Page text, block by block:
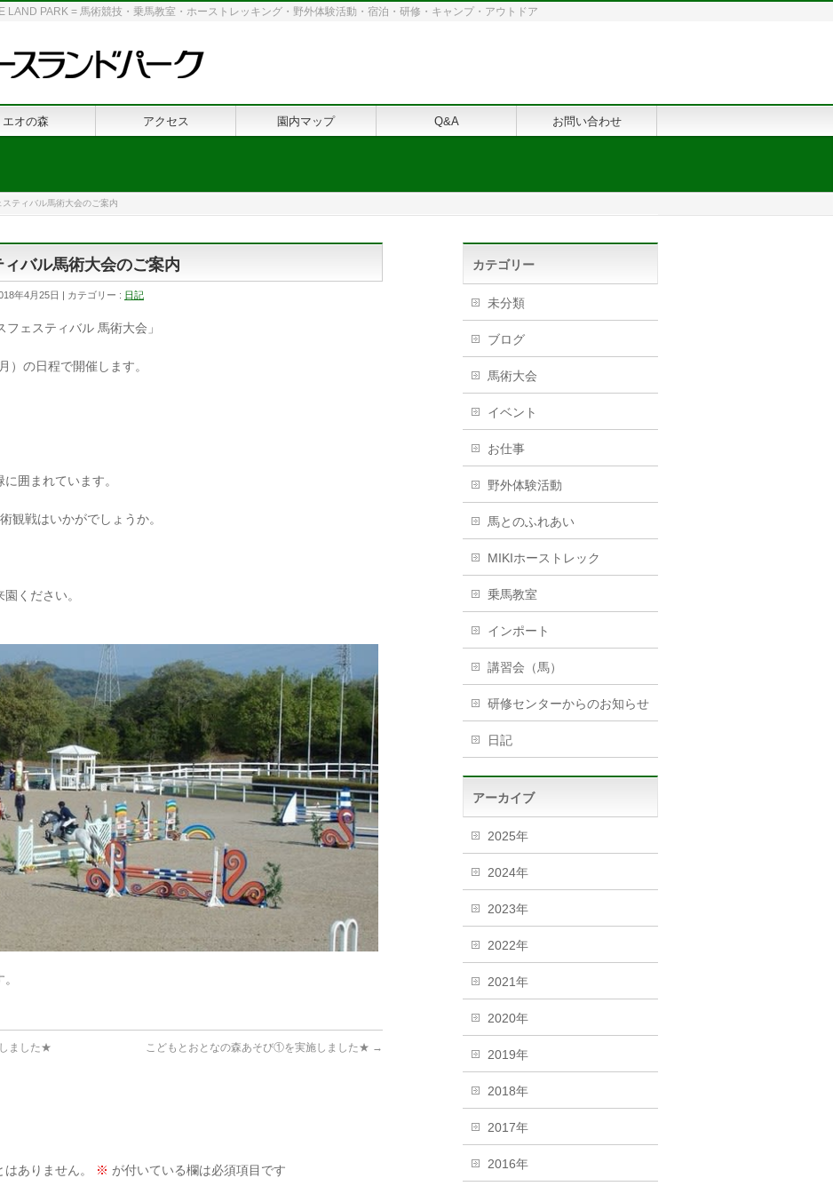
LAND PARK = 馬術競技・乗馬教室・ホーストレッキング・野外体験活動・宿泊・研修・キャンプ・アウトドア
エオの森 アクセス 園内マップ Q&A お問い合わせ
ティバル馬術大会のご案内
バル馬術大会のご案内
年4月25日 カテゴリー : 日記
ェスティバル 馬術大会」
）の日程で開催します。
囲まれています。
観戦はいかがでしょうか。
ください。
ました★ こどもとおとなの森あそび①を実施しました★ →
ありません。 ※ が付いている欄は必須項目です
カテゴリー
未分類
ブログ
馬術大会
イベント
お仕事
野外体験活動
馬とのふれあい
MIKIホーストレック
乗馬教室
インポート
講習会（馬）
研修センターからのお知らせ
日記
アーカイブ
2025年
2024年
2023年
2022年
2021年
2020年
2019年
2018年
2017年
2016年